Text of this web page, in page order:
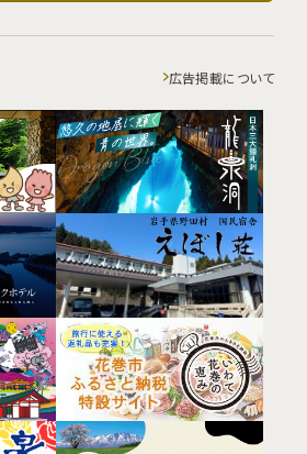
広告掲載について